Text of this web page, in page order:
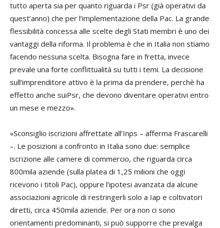
tutto aperta sia per quanto riguarda i Psr (già operativi da
quest’anno) che per l’implementazione della Pac. La grande
flessibilità concessa alle scelte degli Stati membri è uno dei
vantaggi della riforma. Il problema è che in Italia non stiamo
facendo nessuna scelta. Bisogna fare in fretta, invece
prevale una forte conflittualità su tutti i temi. La decisione
sull’imprenditore attivo è la prima da prendere, perchè ha
effetto anche suiPsr, che devono diventare operativi entro
un mese e mezzo».
«Sconsiglio iscrizioni affrettate all’Inps – afferma Frascarelli
–. Le posizioni a confronto in Italia sono due: semplice
iscrizione alle camere di commercio, che riguarda circa
800mila aziende (sulla platea di 1,25 milioni che oggi
ricevono i titoli Pac), oppure l’ipotesi avanzata da alcune
associazioni agricole di restringerli solo a Iap e coltivatori
diretti, circa 450mila aziende. Per ora non ci sono
orientamenti predominanti, si può supporre che prevalga